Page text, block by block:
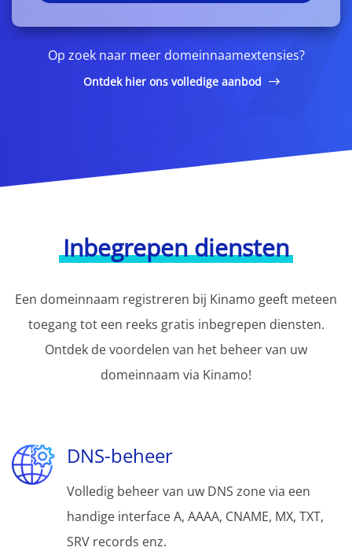
Op zoek naar meer domeinnaamextensies?
Ontdek hier ons volledige aanbod
Inbegrepen diensten
Een domeinnaam registreren bij Kinamo geeft meteen
toegang tot een reeks gratis inbegrepen diensten.
Ontdek de voordelen van het beheer van uw
domeinnaam via Kinamo!
DNS-beheer
Volledig beheer van uw DNS zone via een
handige interface A, AAAA, CNAME, MX, TXT,
SRV records enz.